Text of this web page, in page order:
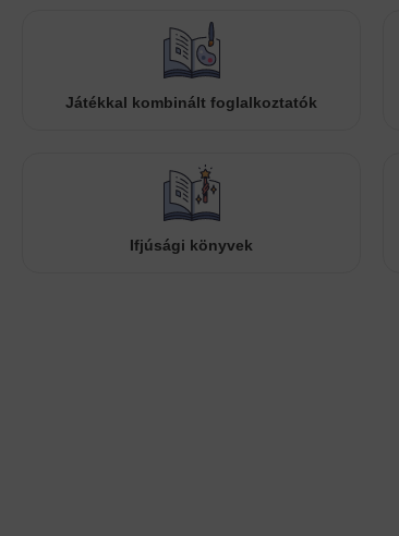
Játékkal kombinált foglalkoztatók
Ifjúsági könyvek